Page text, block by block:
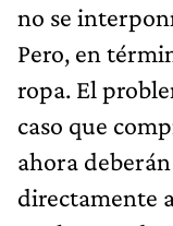
no se
Pero, en
ropa. El
caso que
ahora
directamente